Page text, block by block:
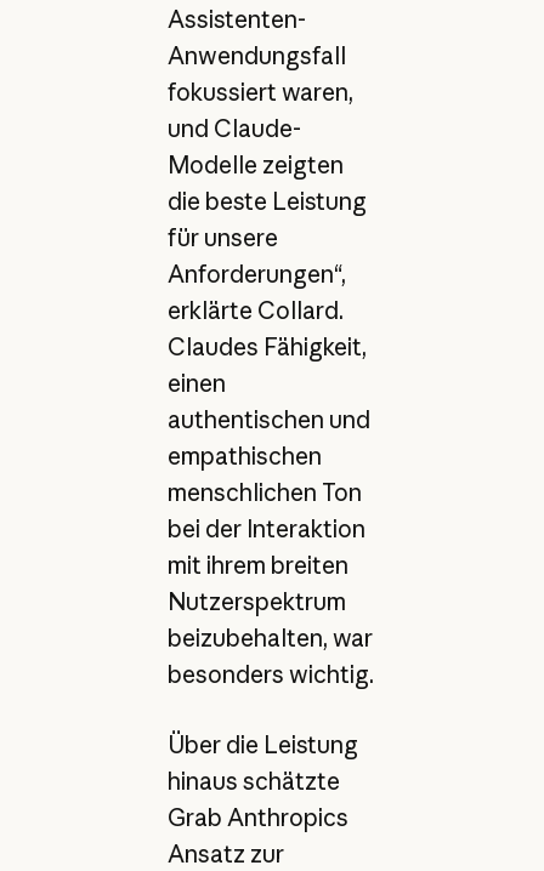
Assistenten-
Anwendungsfall
fokussiert waren,
und Claude-
Modelle zeigten
die beste Leistung
für unsere
Anforderungen“,
erklärte Collard.
Claudes Fähigkeit,
einen
authentischen und
empathischen
menschlichen Ton
bei der Interaktion
mit ihrem breiten
Nutzerspektrum
beizubehalten, war
besonders wichtig.
Über die Leistung
hinaus schätzte
Grab Anthropics
Ansatz zur